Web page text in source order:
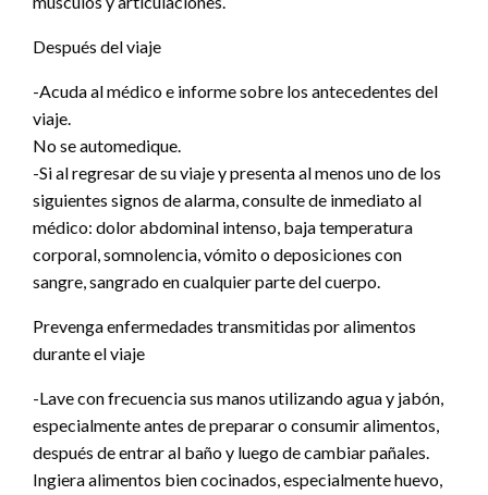
Después del viaje
-Acuda al médico e informe sobre los antecedentes del
viaje.
No se automedique.
-Si al regresar de su viaje y presenta al menos uno de los
siguientes signos de alarma, consulte de inmediato al
médico: dolor abdominal intenso, baja temperatura
corporal, somnolencia, vómito o deposiciones con
sangre, sangrado en cualquier parte del cuerpo.
Prevenga enfermedades transmitidas por alimentos
durante el viaje
-Lave con frecuencia sus manos utilizando agua y jabón,
especialmente antes de preparar o consumir alimentos,
después de entrar al baño y luego de cambiar pañales.
Ingiera alimentos bien cocinados, especialmente huevo,